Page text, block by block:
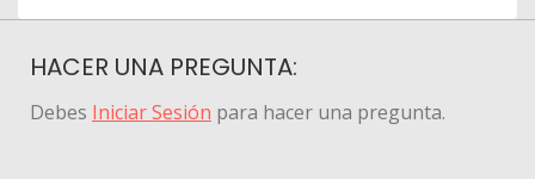
HACER UNA PREGUNTA:
Debes Iniciar Sesión para hacer una pregunta.